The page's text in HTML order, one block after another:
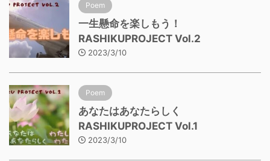
Poem
一生懸命を楽しもう！
RASHIKUPROJECT Vol.2
2023/3/10
Poem
あなたはあなたらしく
RASHIKUPROJECT Vol.1
2023/3/10